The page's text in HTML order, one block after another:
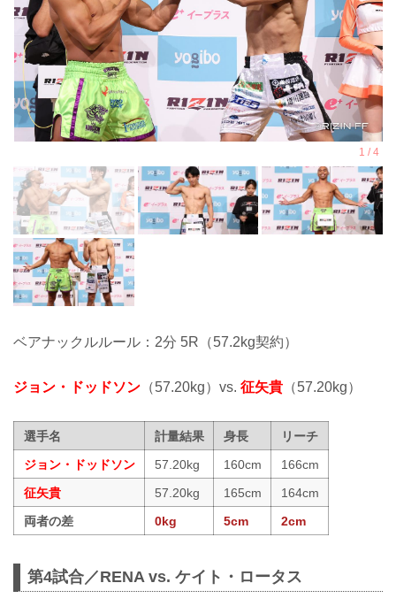
ベアナックルルール：2分 5R（57.2kg契約）
ジョン・ドッドソン （57.20kg）vs. 征矢貴 （57.20kg）
選手名 計量結果 身長
リーチ
ジョン・ドッドソン
57.20kg 160cm
166cm
征矢貴
57.20kg 165cm
164cm
両者の差
0kg 5cm 2cm
第4試合／RENA vs. ケイト・ロータス